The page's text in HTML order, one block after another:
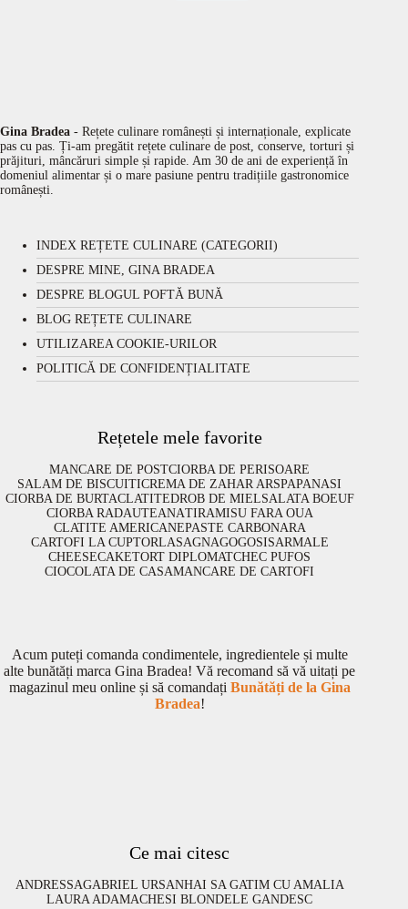
Gina Bradea - Rețete culinare românești și internaționale, explicate
pas cu pas. Ți-am pregătit rețete culinare de post, conserve, torturi și
prăjituri, mâncăruri simple și rapide. Am 30 de ani de experiență în
domeniul alimentar și o mare pasiune pentru tradițiile gastronomice
românești.
INDEX REȚETE CULINARE (CATEGORII)
DESPRE MINE, GINA BRADEA
DESPRE BLOGUL POFTĂ BUNĂ
BLOG REȚETE CULINARE
UTILIZAREA COOKIE-URILOR
POLITICĂ DE CONFIDENȚIALITATE
Rețetele mele favorite
MANCARE DE POSTCIORBA DE PERISOARE
SALAM DE BISCUITICREMA DE ZAHAR ARSPAPANASI
CIORBA DE BURTACLATITEDROB DE MIELSALATA BOEUF
CIORBA RADAUTEANATIRAMISU FARA OUA
CLATITE AMERICANEPASTE CARBONARA
CARTOFI LA CUPTORLASAGNAGOGOSISARMALE
CHEESECAKETORT DIPLOMATCHEC PUFOS
CIOCOLATA DE CASAMANCARE DE CARTOFI
Acum puteți comanda condimentele, ingredientele și multe
alte bunătăți marca Gina Bradea! Vă recomand să vă uitați pe
magazinul meu online și să comandați Bunătăți de la Gina
Bradea!
Ce mai citesc
ANDRESSAGABRIEL URSANHAI SA GATIM CU AMALIA
LAURA ADAMACHESI BLONDELE GANDESC